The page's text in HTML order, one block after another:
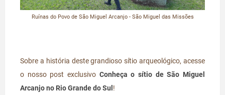
Ruínas do Povo de São Miguel Arcanjo - São Miguel das Missões
Sobre a história deste grandioso sítio arqueológico, acesse
o nosso post exclusivo Conheça o sítio de São Miguel
Arcanjo no Rio Grande do Sul !